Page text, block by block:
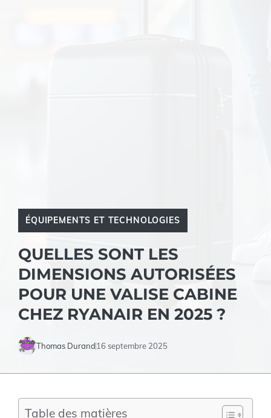
ÉQUIPEMENTS ET TECHNOLOGIES
QUELLES SONT LES
DIMENSIONS AUTORISÉES
POUR UNE VALISE CABINE
CHEZ RYANAIR EN 2025 ?
Thomas Durand 16 septembre 2025
Table des matières